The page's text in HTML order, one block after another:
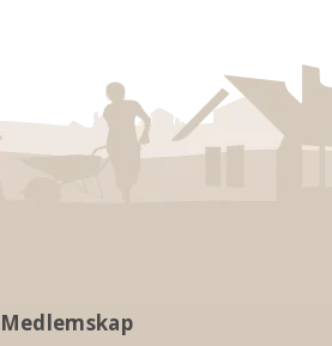
Medlemskap